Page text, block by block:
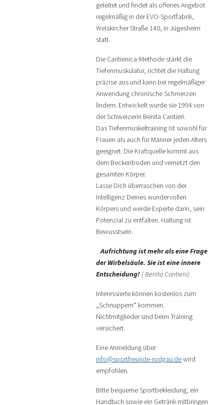
geleitet und findet als offenes Angebot
regelmäßig in der EVO-Sportfabrik,
Weiskircher Straße 140, in Jügesheim
statt.
Die Cantienica-Methode stärkt die
Tiefenmuskulatur, richtet die Haltung
präzise aus und kann bei regelmäßiger
Anwendung chronische Schmerzen
lindern. Entwickelt wurde sie 1994 von
der Schweizerin Benita Cantieri.
Das Tiefenmuskeltraining ist sowohl für
Frauen als auch für Männer jeden Alters
geeignet. Die Kraftquelle kommt aus
dem Beckenboden und vernetzt den
gesamten Körper.
Lasse Dich überraschen von der
Intelligenz Deines wundervollen
Körpers und werde Experte darin, sein
Potenzial zu entfalten. Haltung ist
Bewusstsein.
Aufrichtung ist mehr als eine Frage
der Wirbelsäule. Sie ist eine innere
Entscheidung! ( Benita Cantieni)
Interessierte können kostenlos zum
„Schnuppern“ kommen.
Nichtmitglieder sind beim Training
versichert.
Eine Anmeldung über
info@sportfreunde-rodgau.dewird
empfohlen.
Bitte bequeme Sportbekleidung, ein
Handtuch sowie ein Getränk mitbringen